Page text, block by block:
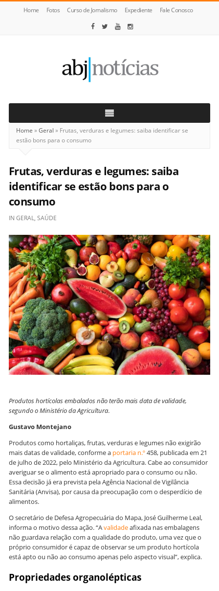
Home Fotos Curso de Jornalismo Expediente Fale Conosco
Notícias
Home »Geral » Frutas, verduras e legumes: saiba identificar se
estão bons para o consumo
Frutas, verduras e legumes: saiba
identificar se estão bons para o
consumo
IN GERAL, SAÚDE
Produtos hortícolas embalados não terão mais data de validade,
segundo o Ministério da Agricultura.
Gustavo Montejano
Produtos como hortaliças, frutas, verduras e legumes não exigirão
mais datas de validade, conforme a portaria n.º458, publicada em 21
de julho de 2022, pelo Ministério da Agricultura. Cabe ao consumidor
averiguar se o alimento está apropriado para o consumo ou não.
Essa decisão já era prevista pela Agência Nacional de Vigilância
Sanitária (Anvisa), por causa da preocupação com o desperdício de
alimentos.
O secretário de Defesa Agropecuária do Mapa, José Guilherme Leal,
informa o motivo dessa ação. “Avalidadeafixada nas embalagens
não guardava relação com a qualidade do produto, uma vez que o
próprio consumidor é capaz de observar se um produto hortícola
está apto ou não ao consumo apenas pelo aspecto visual”, explica.
Propriedades organolépticas